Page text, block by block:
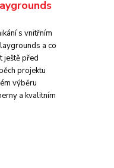
s vnitřním
a co
ještě před
projektu
výběru
a kvalitním